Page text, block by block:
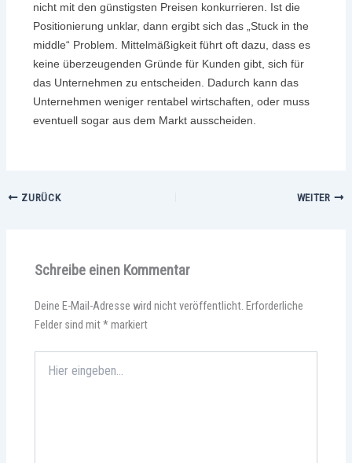
nicht mit den günstigsten Preisen konkurrieren. Ist die
Positionierung unklar, dann ergibt sich das „Stuck in the
middle“ Problem. Mittelmäßigkeit führt oft dazu, dass es
keine überzeugenden Gründe für Kunden gibt, sich für
das Unternehmen zu entscheiden. Dadurch kann das
Unternehmen weniger rentabel wirtschaften, oder muss
eventuell sogar aus dem Markt ausscheiden.
ZURÜCK WEITER
Schreibe einen Kommentar
Deine E-Mail-Adresse wird nicht veröffentlicht. Erforderliche
Felder sind mit*markiert
eingeben…